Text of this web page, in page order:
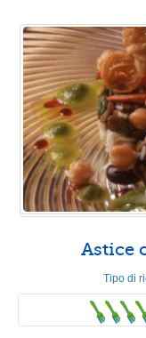
Astice
Tipo di